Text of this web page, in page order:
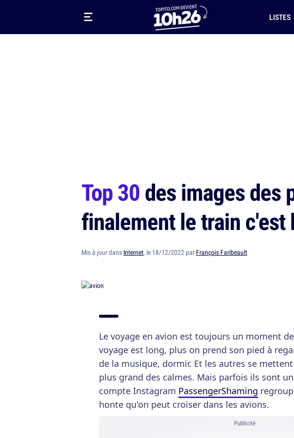
LISTES
Top 30des images des
finalement le train c'est
Mis à jour dans Internet, le 18/12/2022 par François Faribeault
Le voyage en avion est toujours un moment
voyage est long, plus on prend son pied à
de la musique, dormir. Et les autres se
plus grand des calmes. Mais parfois ils sont
compte Instagram PassengerShaming
honte qu'on peut croiser dans les avions.
Publicité